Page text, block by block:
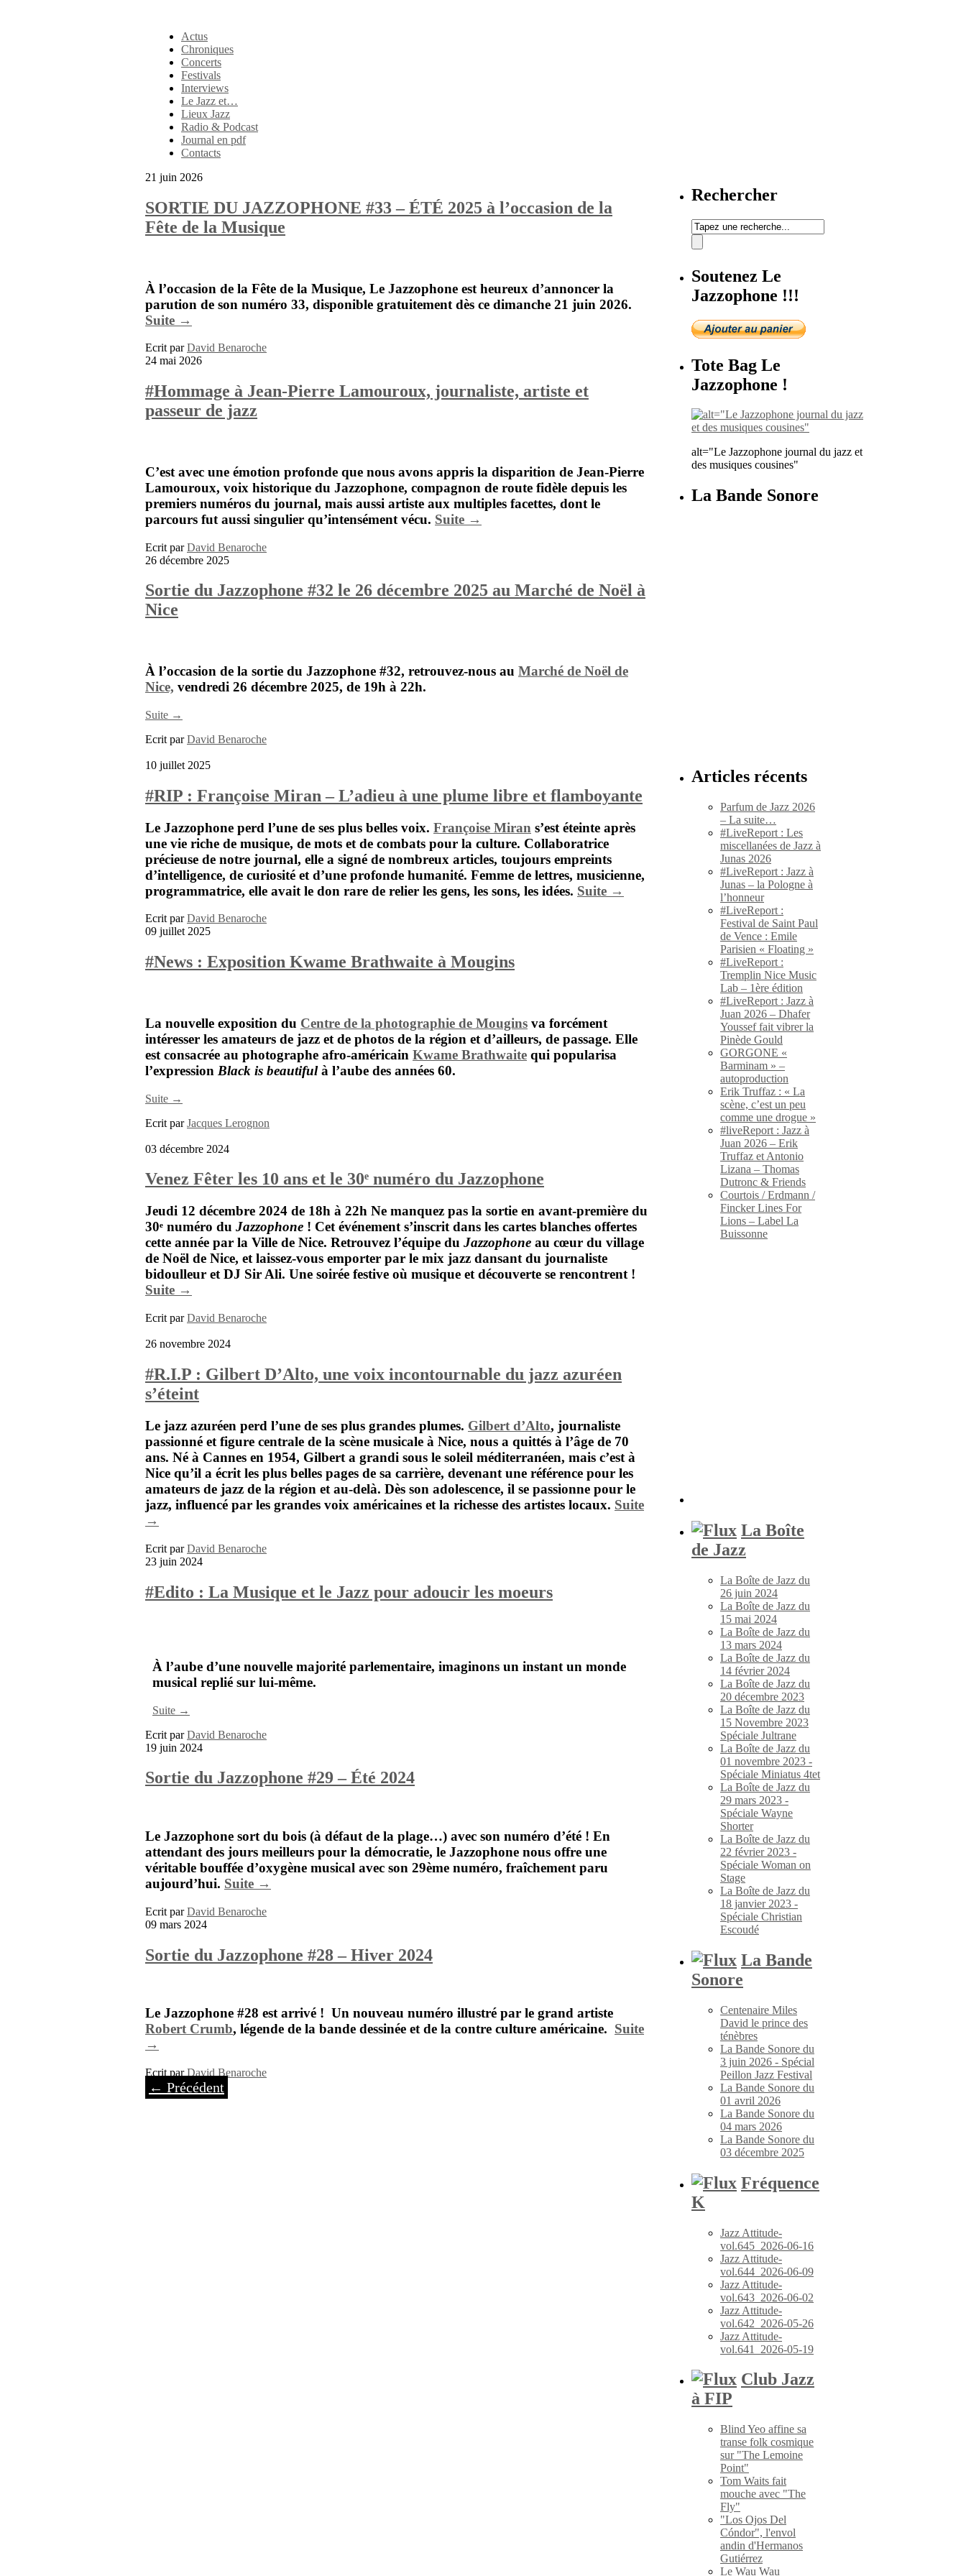
Actus
Chroniques
Concerts
Festivals
Interviews
Le Jazz et…
Lieux Jazz
Radio & Podcast
Journal en pdf
Contacts
21 juin 2026
SORTIE DU JAZZOPHONE #33 – ÉTÉ 2025 à l’occasion de la
Fête de la Musique
À l’occasion de la Fête de la Musique, Le Jazzophone est heureux d’annoncer la
parution de son numéro 33, disponible gratuitement dès ce dimanche 21 juin 2026.
Suite →
Ecrit parDavid Benaroche
24 mai 2026
#Hommage à Jean-Pierre Lamouroux, journaliste, artiste et
passeur de jazz
C’est avec une émotion profonde que nous avons appris la disparition de Jean-Pierre
Lamouroux, voix historique du Jazzophone, compagnon de route fidèle depuis les
premiers numéros du journal, mais aussi artiste aux multiples facettes, dont le
parcours fut aussi singulier qu’intensément vécu. Suite →
Ecrit parDavid Benaroche
26 décembre 2025
Sortie du Jazzophone #32 le 26 décembre 2025 au Marché de Noël à
Nice
À l’occasion de la sortie du Jazzophone #32, retrouvez-nous au Marché de Noël de
Nice, vendredi 26 décembre 2025, de 19h à 22h.
Suite →
Ecrit parDavid Benaroche
10 juillet 2025
#RIP : Françoise Miran – L’adieu à une plume libre et flamboyante
Le Jazzophone perd l’une de ses plus belles voix. Françoise Miran s’est éteinte après
une vie riche de musique, de mots et de combats pour la culture. Collaboratrice
précieuse de notre journal, elle a signé de nombreux articles, toujours empreints
d’intelligence, de curiosité et d’une profonde humanité. Femme de lettres, musicienne,
programmatrice, elle avait le don rare de relier les gens, les sons, les idées. Suite →
Ecrit parDavid Benaroche
09 juillet 2025
#News : Exposition Kwame Brathwaite à Mougins
La nouvelle exposition du Centre de la photographie de Mougins va forcément
intéresser les amateurs de jazz et de photos de la région et d’ailleurs, de passage. Elle
est consacrée au photographe afro-américain Kwame Brathwaite qui popularisa
l’expression Black is beautifulà l’aube des années 60.
Suite →
Ecrit parJacques Lerognon
03 décembre 2024
Venez Fêter les 10 ans et le 30ᵉ numéro du Jazzophone
Jeudi 12 décembre 2024 de 18h à 22h Ne manquez pas la sortie en avant-première du
30ᵉ numéro du Jazzophone ! Cet événement s’inscrit dans les cartes blanches offertes
cette année par la Ville de Nice. Retrouvez l’équipe du Jazzophone au cœur du village
de Noël de Nice, et laissez-vous emporter par le mix jazz dansant du journaliste
bidoulleur et DJ Sir Ali. Une soirée festive où musique et découverte se rencontrent !
Suite →
Ecrit parDavid Benaroche
26 novembre 2024
#R.I.P : Gilbert D’Alto, une voix incontournable du jazz azuréen
s’éteint
Le jazz azuréen perd l’une de ses plus grandes plumes. Gilbert d’Alto, journaliste
passionné et figure centrale de la scène musicale à Nice, nous a quittés à l’âge de 70
ans. Né à Cannes en 1954, Gilbert a grandi sous le soleil méditerranéen, mais c’est à
Nice qu’il a écrit les plus belles pages de sa carrière, devenant une référence pour les
amateurs de jazz de la région et au-delà. Dès son adolescence, il se passionne pour le
jazz, influencé par les grandes voix américaines et la richesse des artistes locaux. Suite
→
Ecrit parDavid Benaroche
23 juin 2024
#Edito : La Musique et le Jazz pour adoucir les moeurs
À l’aube d’une nouvelle majorité parlementaire, imaginons un instant un monde
musical replié sur lui-même.
Suite →
Ecrit parDavid Benaroche
19 juin 2024
Sortie du Jazzophone #29 – Été 2024
Le Jazzophone sort du bois (à défaut de la plage…) avec son numéro d’été ! En
attendant des jours meilleurs pour la démocratie, le Jazzophone nous offre une
véritable bouffée d’oxygène musical avec son 29ème numéro, fraîchement paru
aujourd’hui. Suite →
Ecrit parDavid Benaroche
09 mars 2024
Sortie du Jazzophone #28 – Hiver 2024
Le Jazzophone #28 est arrivé ! Un nouveau numéro illustré par le grand artiste
Robert Crumb, légende de la bande dessinée et de la contre culture américaine. Suite
→
Ecrit parDavid Benaroche
← Précédent
Rechercher
Soutenez Le
Jazzophone !!!
Tote Bag Le
Jazzophone !
alt="Le Jazzophone journal du jazz et
des musiques cousines"
La Bande Sonore
Articles récents
Parfum de Jazz 2026
– La suite…
#LiveReport : Les
miscellanées de Jazz à
Junas 2026
#LiveReport : Jazz à
Junas – la Pologne à
l’honneur
#LiveReport :
Festival de Saint Paul
de Vence : Emile
Parisien « Floating »
#LiveReport :
Tremplin Nice Music
Lab – 1ère édition
#LiveReport : Jazz à
Juan 2026 – Dhafer
Youssef fait vibrer la
Pinède Gould
GORGONE «
Barminam » –
autoproduction
Erik Truffaz : « La
scène, c’est un peu
comme une drogue »
#liveReport : Jazz à
Juan 2026 – Erik
Truffaz et Antonio
Lizana – Thomas
Dutronc & Friends
Courtois / Erdmann /
Fincker Lines For
Lions – Label La
Buissonne
La Boîte
de Jazz
La Boîte de Jazz du
26 juin 2024
La Boîte de Jazz du
15 mai 2024
La Boîte de Jazz du
13 mars 2024
La Boîte de Jazz du
14 février 2024
La Boîte de Jazz du
20 décembre 2023
La Boîte de Jazz du
15 Novembre 2023
Spéciale Jultrane
La Boîte de Jazz du
01 novembre 2023 -
Spéciale Miniatus 4tet
La Boîte de Jazz du
29 mars 2023 -
Spéciale Wayne
Shorter
La Boîte de Jazz du
22 février 2023 -
Spéciale Woman on
Stage
La Boîte de Jazz du
18 janvier 2023 -
Spéciale Christian
Escoudé
La Bande
Sonore
Centenaire Miles
David le prince des
ténèbres
La Bande Sonore du
3 juin 2026 - Spécial
Peillon Jazz Festival
La Bande Sonore du
01 avril 2026
La Bande Sonore du
04 mars 2026
La Bande Sonore du
03 décembre 2025
Fréquence
K
Jazz Attitude-
vol.645_2026-06-16
Jazz Attitude-
vol.644_2026-06-09
Jazz Attitude-
vol.643_2026-06-02
Jazz Attitude-
vol.642_2026-05-26
Jazz Attitude-
vol.641_2026-05-19
Club Jazz
à FIP
Blind Yeo affine sa
transe folk cosmique
sur "The Lemoine
Point"
Tom Waits fait
mouche avec "The
Fly"
"Los Ojos Del
Cóndor", l'envol
andin d'Hermanos
Gutiérrez
Le Wau Wau